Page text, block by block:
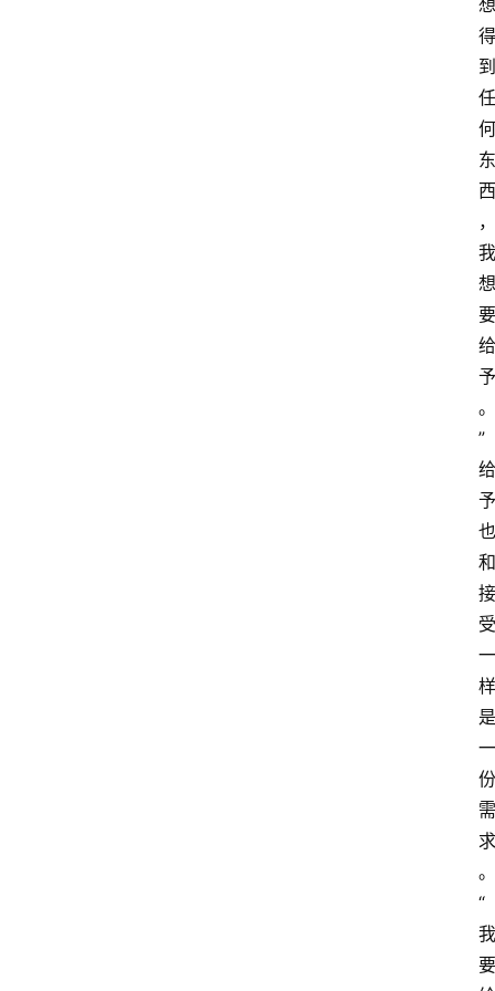
想
得
到
任
何
东
西
，
我
想
要
给
予
。
”
给
予
也
和
接
受
一
样
是
一
份
需
求
。
“
我
要